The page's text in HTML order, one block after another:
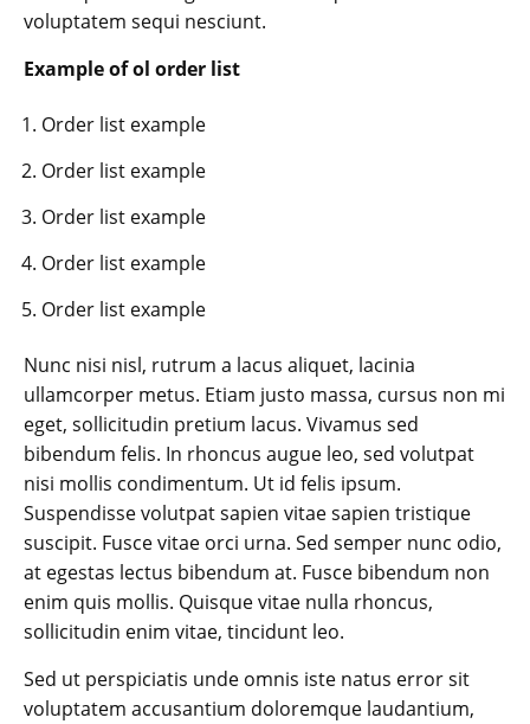
voluptatem sequi nesciunt.
Example of ol order list
Order list example
Order list example
Order list example
Order list example
Order list example
Nunc nisi nisl, rutrum a lacus aliquet, lacinia
ullamcorper metus. Etiam justo massa, cursus non mi
eget, sollicitudin pretium lacus. Vivamus sed
bibendum felis. In rhoncus augue leo, sed volutpat
nisi mollis condimentum. Ut id felis ipsum.
Suspendisse volutpat sapien vitae sapien tristique
suscipit. Fusce vitae orci urna. Sed semper nunc odio,
at egestas lectus bibendum at. Fusce bibendum non
enim quis mollis. Quisque vitae nulla rhoncus,
sollicitudin enim vitae, tincidunt leo.
Sed ut perspiciatis unde omnis iste natus error sit
voluptatem accusantium doloremque laudantium,